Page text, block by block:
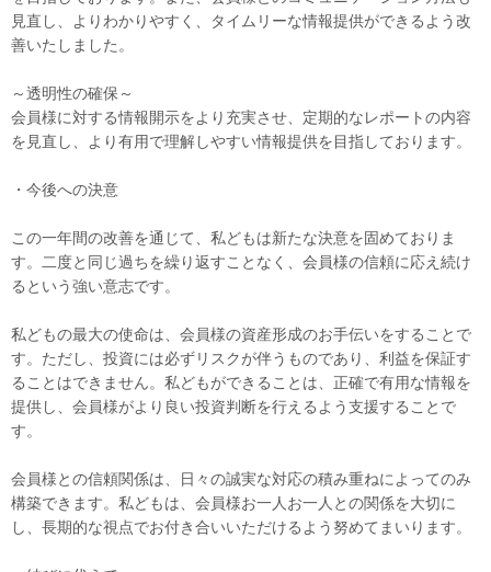
見直し、よりわかりやすく、タイムリーな情報提供ができるよう改
善いたしました。
～透明性の確保～
会員様に対する情報開示をより充実させ、定期的なレポートの内容
を見直し、より有用で理解しやすい情報提供を目指しております。
・今後への決意
この一年間の改善を通じて、私どもは新たな決意を固めておりま
す。二度と同じ過ちを繰り返すことなく、会員様の信頼に応え続け
るという強い意志です。
私どもの最大の使命は、会員様の資産形成のお手伝いをすることで
す。ただし、投資には必ずリスクが伴うものであり、利益を保証す
ることはできません。私どもができることは、正確で有用な情報を
提供し、会員様がより良い投資判断を行えるよう支援することで
す。
会員様との信頼関係は、日々の誠実な対応の積み重ねによってのみ
構築できます。私どもは、会員様お一人お一人との関係を大切に
し、長期的な視点でお付き合いいただけるよう努めてまいります。